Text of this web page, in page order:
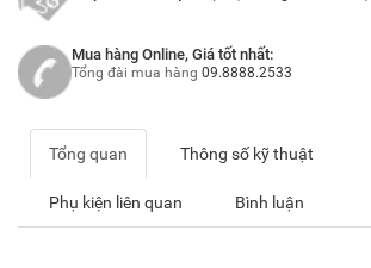
Mua hàng Online, Giá tốt nhất:
Tổng đài mua hàng 09.8888.2533
Tổng quan Thông số kỹ thuật
Phụ kiện liên quan Bình luận